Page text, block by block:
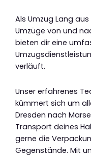
Als Umzug Lang
Umzüge von und
bieten dir eine
verläuft.
Unser erfahrenes
kümmert sich um
Dresden nach
Transport deines
gerne die
Gegenstände. Mit